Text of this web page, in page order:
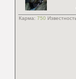
Карма: 750